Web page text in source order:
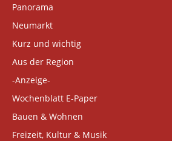
Panorama
Neumarkt
Kurz und wichtig
Aus der Region
-Anzeige-
Wochenblatt E-Paper
Bauen & Wohnen
Freizeit, Kultur & Musik